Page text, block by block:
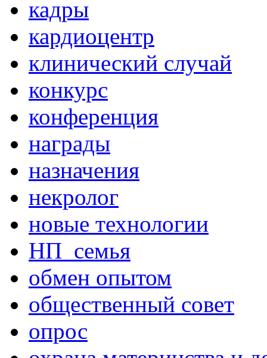
кадры
кардиоцентр
клинический случай
конкурс
конференция
награды
назначения
некролог
новые технологии
НП_семья
обмен опытом
общественный совет
опрос